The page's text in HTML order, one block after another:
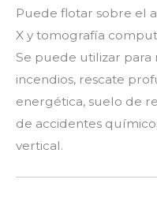
Puede flotar sobre el
X y tomografía
Se puede utilizar
incendios, rescate
energética, suelo de
de accidentes
vertical.